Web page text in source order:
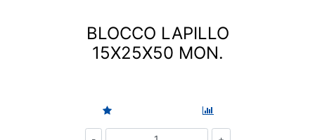
BLOCCO LAPILLO
15X25X50 MON.